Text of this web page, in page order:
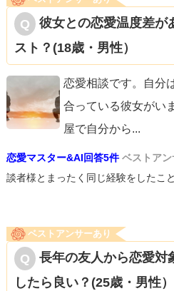
彼女との恋愛温度差が
スト？(18歳・男性）
恋愛相談です。自分
合っている彼女がい
屋で自分から...
恋愛マスター&AI回答5件 ベストア
談者様とまったく同じ経験をしたこ
ベストアンサーあり
長年の友人から恋愛対
したら良い？(25歳・男性）